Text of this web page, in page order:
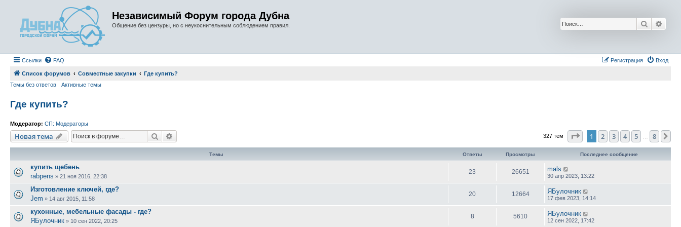
Независимый Форум города Дубна
Общение без цензуры, но с неукоснительным соблюдением правил. Поиск
Ссылки FAQ Вход
Регистрация
Список форумов Совместные закупки
Где купить?
Темы без ответов
Активные темы
Где купить?
Модератор: СП: Модераторы
Новая тема Поиск 327 тем Страница1 из
1 2 3 4 5 8
Темы Ответы Просмотры Последнее сообщение
купить щебень
rabpens » 21 ноя 2016, 22:38
23 26651 mals
30 апр 2023, 13:22
Изготовление ключей, где?
Jem » 14 авг 2015, 11:58
20 12664 ЯБулочник
17 фев 2023, 14:14
кухонные, мебельные фасады - где?
ЯБулочник » 10 сен 2022, 20:25
8 5610 ЯБулочник
12 сен 2022, 17:42